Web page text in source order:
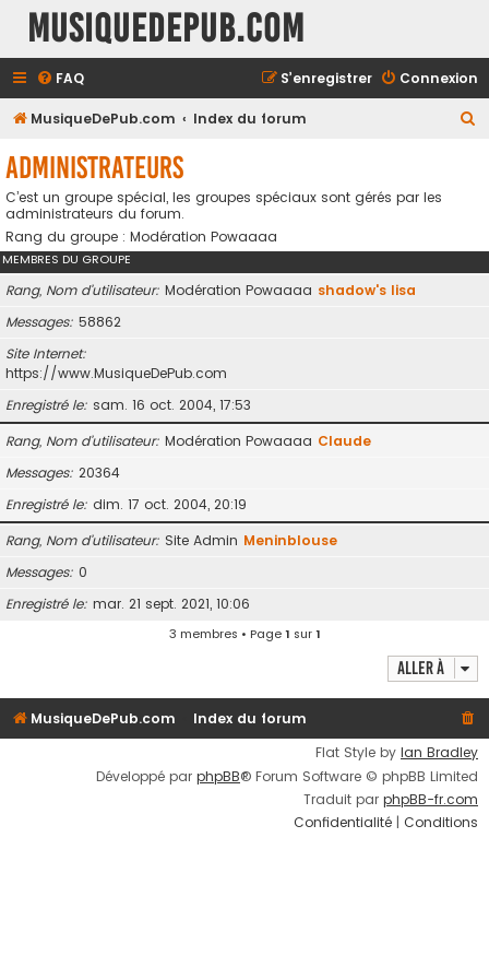
MusiqueDePub.com
FAQ Connexion
S’enregistrer
MusiqueDePub.com Index du forum
Administrateurs
C’est un groupe spécial, les groupes spéciaux sont gérés par les
administrateurs du forum.
Rang du groupe : Modération Powaaaa
MEMBRES DU GROUPE
Rang, Nom d’utilisateur Modération Powaaaa shadow's lisa
Messages 58862
Site Internet
https://www.MusiqueDePub.com
Enregistré le sam. 16 oct. 2004, 17:53
Rang, Nom d’utilisateur Modération Powaaaa Claude
Messages 20364
Enregistré le dim. 17 oct. 2004, 20:19
Rang, Nom d’utilisateur Site Admin Meninblouse
Messages 0
Enregistré le mar. 21 sept. 2021, 10:06
3 membres • Page1 sur1
Aller à
MusiqueDePub.com
Index du forum
Flat Style by Ian Bradley
Développé par phpBB® Forum Software © phpBB Limited
Traduit par phpBB-fr.com
Confidentialité | Conditions